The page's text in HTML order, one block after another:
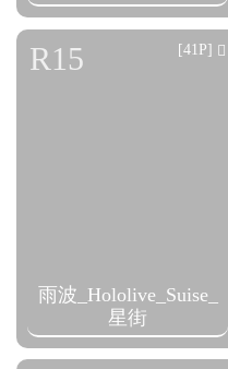
雨波_Hololive_Suise_
星街
R15 [41P]